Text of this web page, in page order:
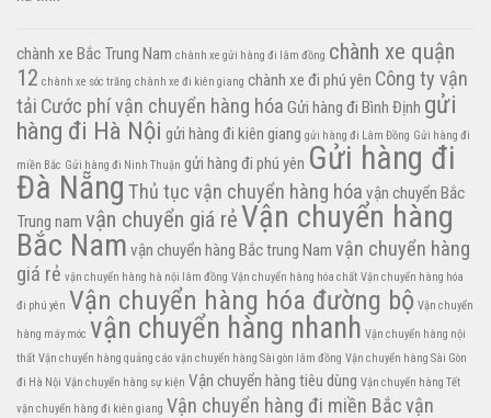
chành xe Bắc Trung Nam chành xe gửi hàng đi lâm đồng chành xe quận
12 chành xe sóc trăng chành xe đi kiên giang chành xe đi phú yên Công ty vận
tải Cước phí vận chuyển hàng hóa Gửi hàng đi Bình Định gửi
hàng đi Hà Nội gửi hàng đi kiên giang gửi hàng đi Lâm Đồng Gửi hàng đi
miền Bắc Gửi hàng đi Ninh Thuận gửi hàng đi phú yên Gửi hàng đi
Đà Nẵng Thủ tục vận chuyển hàng hóa vận chuyển Bắc
Trung nam vận chuyển giá rẻVận chuyển hàng
Bắc Nam vận chuyển hàng Bắc trung Nam vận chuyển hàng
giá rẻ vận chuyển hàng hà nội lâm đồng Vận chuyển hàng hóa chất Vận chuyển hàng hóa
đi phú yên Vận chuyển hàng hóa đường bộ Vận chuyển
hàng máy móc vận chuyển hàng nhanh Vận chuyển hàng nội
thất Vận chuyển hàng quảng cáo vận chuyển hàng Sài gòn lâm đồng Vận chuyển hàng Sài Gòn
đi Hà Nội Vận chuyển hàng sự kiện Vận chuyển hàng tiêu dùng Vận chuyển hàng Tết
vận chuyển hàng đi kiên giang Vận chuyển hàng đi miền Bắcvận